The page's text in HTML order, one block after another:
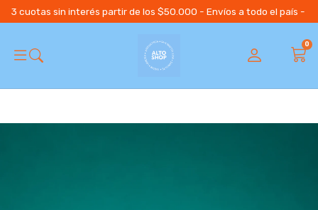
3 cuotas sin interés partir de los $50.000 - Envíos a todo el país -
0